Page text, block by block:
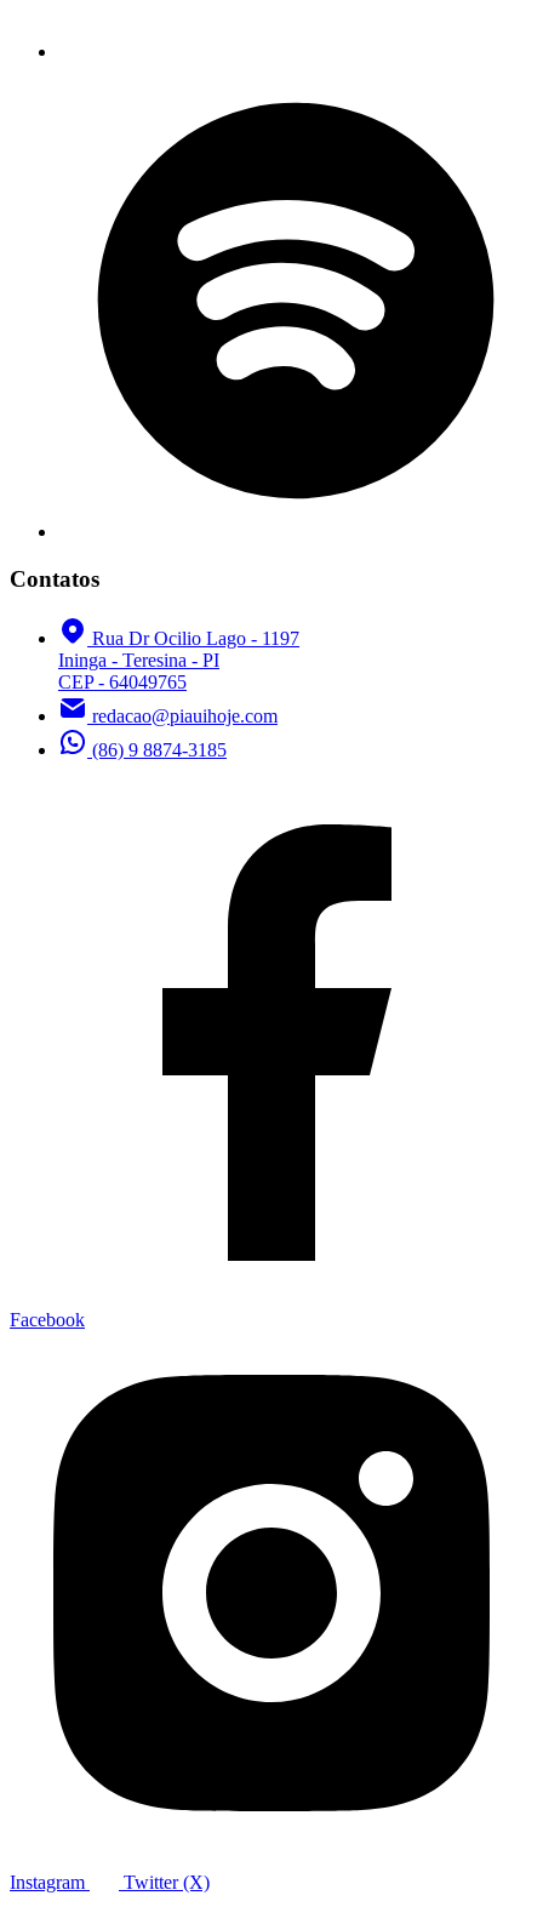
Contatos
Rua Dr Ocilio Lago - 1197
Ininga - Teresina - PI
CEP - 64049765
redacao@piauihoje.com
(86) 9 8874-3185
Facebook
Instagram Twitter (X)